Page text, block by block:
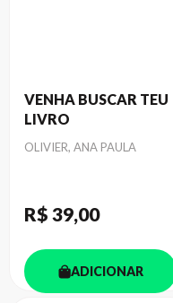
VENHA BUSCAR TEU
LIVRO
Autor
OLIVIER, ANA PAULA
R$ 39,00
ADICIONAR